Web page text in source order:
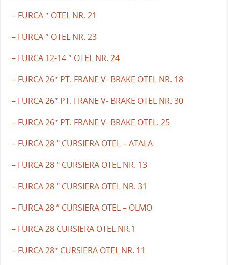
– FURCA ″ OTEL NR. 21
– FURCA ″ OTEL NR. 23
– FURCA 12-14 ″ OTEL NR. 24
– FURCA 26″ PT. FRANE V- BRAKE OTEL NR. 18
– FURCA 26″ PT. FRANE V- BRAKE OTEL NR. 30
– FURCA 26″ PT. FRANE V- BRAKE OTEL. 25
– FURCA 28 " CURSIERA OTEL – ATALA
– FURCA 28 " CURSIERA OTEL NR. 13
– FURCA 28 " CURSIERA OTEL NR. 31
– FURCA 28 ” CURSIERA OTEL – OLMO
– FURCA 28 CURSIERA OTEL NR.1
– FURCA 28″ CURSIERA OTEL NR. 11